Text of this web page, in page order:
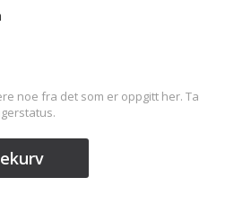
noe fra det som er oppgitt her. Ta